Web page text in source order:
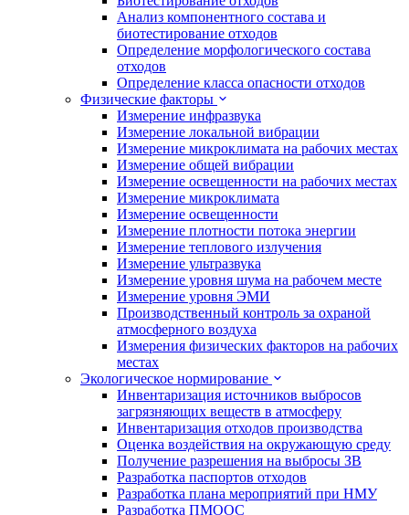
Анализ компонентного состава и
биотестирование отходов
Определение морфологического состава
отходов
Определение класса опасности отходов
Физические факторы
Измерение инфразвука
Измерение локальной вибрации
Измерение микроклимата на рабочих местах
Измерение общей вибрации
Измерение освещенности на рабочих местах
Измерение микроклимата
Измерение освещенности
Измерение плотности потока энергии
Измерение теплового излучения
Измерение ультразвука
Измерение уровня шума на рабочем месте
Измерение уровня ЭМИ
Производственный контроль за охраной
атмосферного воздуха
Измерения физических факторов на рабочих
местах
Экологическое нормирование
Инвентаризация источников выбросов
загрязняющих веществ в атмосферу
Инвентаризация отходов производства
Оценка воздействия на окружающую среду
Получение разрешения на выбросы ЗВ
Разработка паспортов отходов
Разработка плана мероприятий при НМУ
Разработка ПМООС